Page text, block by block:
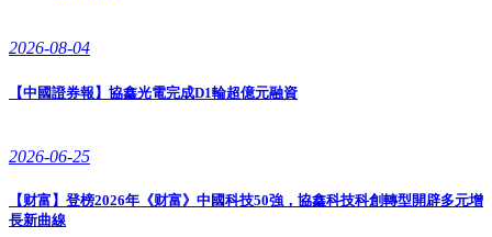
2026-08-04
【中國證券報】協鑫光電完成D1輪超億元融資
2026-06-25
【财富】登榜2026年《财富》中國科技50強，協鑫科技科創轉型開辟多元增
長新曲線